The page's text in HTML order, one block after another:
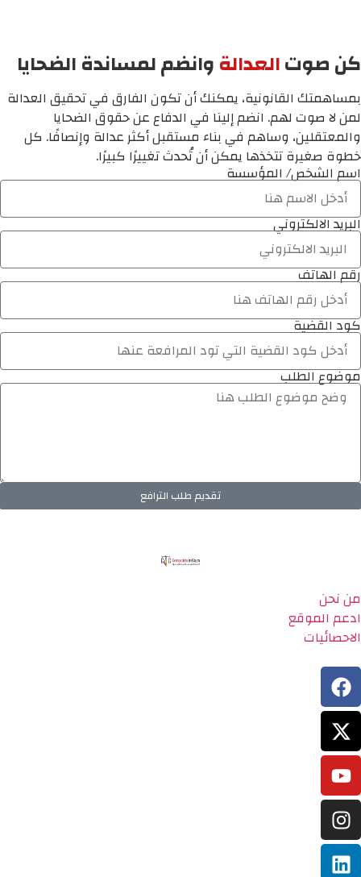
كن صوتالعدالةوانضم لمساندة الضحايا
بمساهمتك القانونية، يمكنك أن تكون الفارق في تحقيق العدالة
لمن لا صوت لهم. انضم إلينا في الدفاع عن حقوق الضحايا
والمعتقلين، وساهم في بناء مستقبل أكثر عدالة وإنصافًا. كل
خطوة صغيرة تتخذها يمكن أن تُحدث تغييرًا كبيرًا.
اسم الشخص/ المؤسسة
البريد الالكتروني
رقم الهاتف
كود القضية
موضوع الطلب
تقديم طلب الترافع
من نحن
ادعم الموقع
الاحصائيات